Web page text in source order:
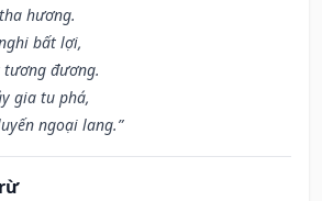
hương.
bất lợi,
đương.
gia tu phá,
ngoại lang.”